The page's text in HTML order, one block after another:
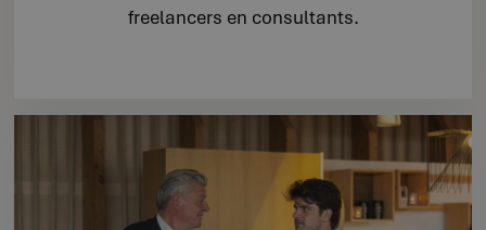
freelancers en consultants.